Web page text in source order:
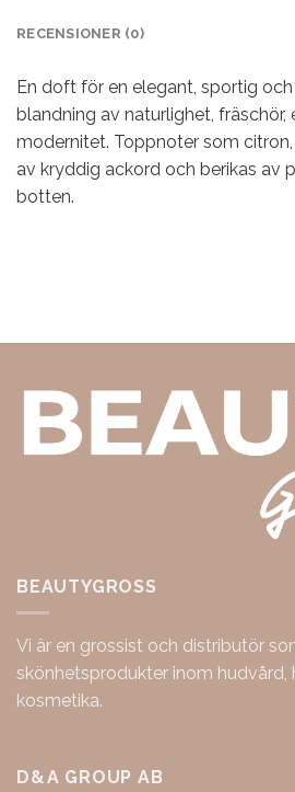
RECENSIONER (0)
En doft för en elegant, sportig
blandning av naturlighet, fräschör,
modernitet. Toppnoter som
av kryddig ackord och berikas av
botten.
BEAUTYGROSS
Vi är en grossist och distributör
skönhetsprodukter inom hudvård,
kosmetika.
D&A GROUP AB